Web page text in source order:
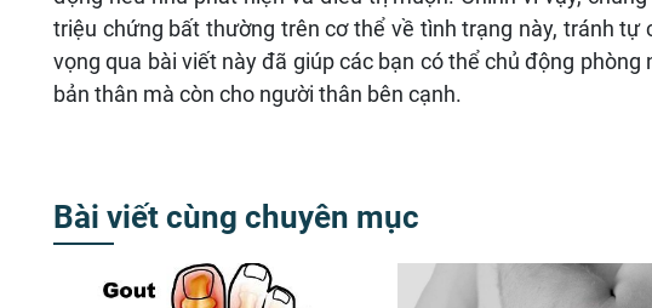
triệu chứng bất thường trên cơ thể về tình trạng này, tránh tự
vọng qua bài viết này đã giúp các bạn có thể chủ động
bản thân mà còn cho người thân bên cạnh.
Bài viết cùng chuyên mục